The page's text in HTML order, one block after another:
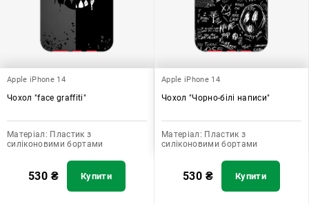
Apple iPhone 14
Чохол "face graffiti"
Матеріал: Пластик з
силіконовими бортами
530 ₴ Купити
Apple iPhone 14
Чохол "Чорно-білі написи"
Матеріал: Пластик з
силіконовими бортами
530 ₴ Купити